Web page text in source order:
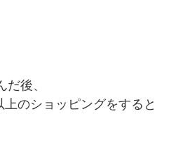
後、
のショッピングをすると